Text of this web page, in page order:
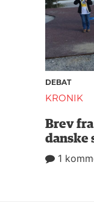
DEBAT
KRONIK
Brev
danske
1